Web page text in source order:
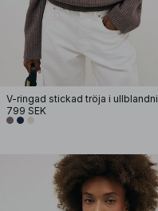
V-ringad stickad tröja i
799 SEK